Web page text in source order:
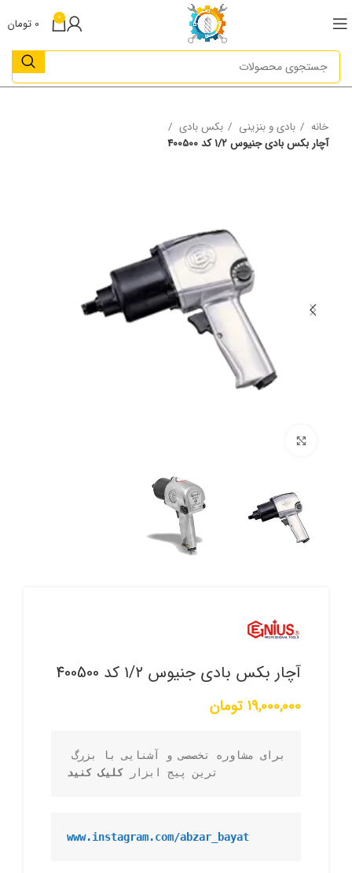
0
0 تومان
خانه بادی و بنزینی
بکس بادی
آچار بکس بادی جنیوس ۱/۲ کد 400500
آچار بکس بادی جنیوس ۱/۲ کد 400500
19,000,000 تومان
ترین پیج ابزار کلیک کنید
www.instagram.com/abzar_bayat